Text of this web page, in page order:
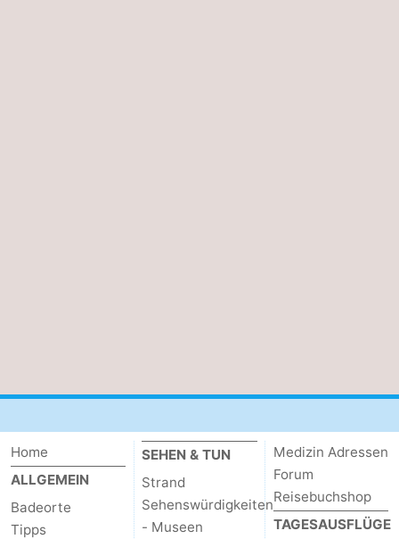
Home
ALLGEMEIN
Badeorte
Tipps
SEHEN & TUN
Strand
Sehenswürdigkeiten
- Museen
Medizin Adressen
Forum
Reisebuchshop
TAGESAUSFLÜGE